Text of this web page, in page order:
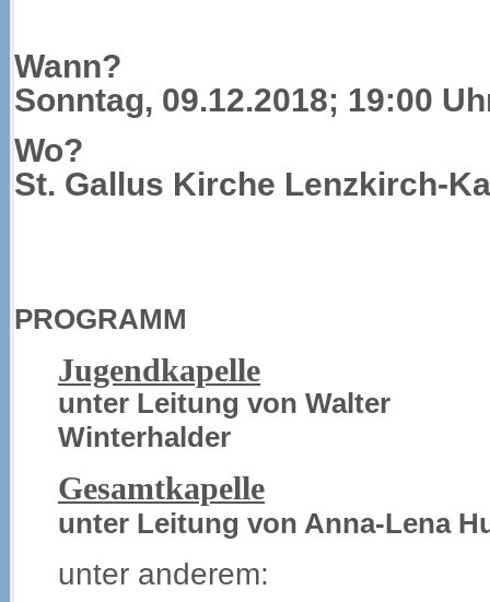
Wann?
Sonntag, 09.12.2018; 19:00
Wo?
St. Gallus Kirche Lenzkirch-
PROGRAMM
Jugendkapelle
unter Leitung von Walter
Winterhalder
Gesamtkapelle
unter Leitung von Anna-Lena
unter anderem: